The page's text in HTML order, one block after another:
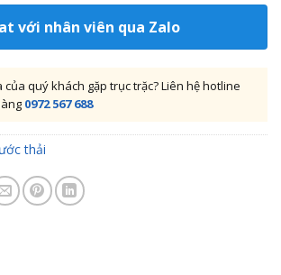
với nhân viên qua Zalo
của quý khách gặp trục trặc? Liên hệ hotline
0972 567 688
thải